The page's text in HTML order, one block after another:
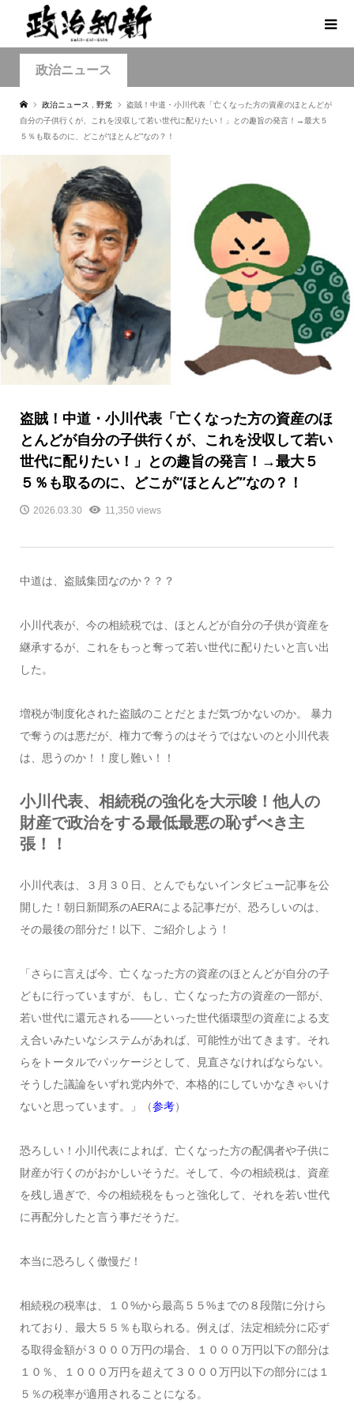
政治ニュース
政治ニュース 野党
盗賊！中道・小川代表「亡くなった方の資産のほとんどが
自分の子供行くが、これを没収して若い世代に配りたい！」との趣旨の発言！→最大５
５％も取るのに、どこが“ほとんど”なの？！
盗賊！中道・小川代表「亡くなった方の資産のほ
とんどが自分の子供行くが、これを没収して若い
世代に配りたい！」との趣旨の発言！→最大５
５％も取るのに、どこが“ほとんど”なの？！
2026.03.30 11,350 views
中道は、盗賊集団なのか？？？
小川代表が、今の相続税では、ほとんどが自分の子供が資産を
継承するが、これをもっと奪って若い世代に配りたいと言い出
した。
増税が制度化された盗賊のことだとまだ気づかないのか。 暴力
で奪うのは悪だが、権力で奪うのはそうではないのと小川代表
は、思うのか！！度し難い！！
小川代表、相続税の強化を大示唆！他人の
財産で政治をする最低最悪の恥ずべき主
張！！
小川代表は、３月３０日、とんでもないインタビュー記事を公
開した！朝日新聞系のAERAによる記事だが、恐ろしいのは、
その最後の部分だ！以下、ご紹介しよう！
「さらに言えば今、亡くなった方の資産のほとんどが自分の子
どもに行っていますが、もし、亡くなった方の資産の一部が、
若い世代に還元される――といった世代循環型の資産による支
え合いみたいなシステムがあれば、可能性が出てきます。それ
らをトータルでパッケージとして、見直さなければならない。
そうした議論をいずれ党内外で、本格的にしていかなきゃいけ
ないと思っています。」（参考）
恐ろしい！小川代表によれば、亡くなった方の配偶者や子供に
財産が行くのがおかしいそうだ。そして、今の相続税は、資産
を残し過ぎで、今の相続税をもっと強化して、それを若い世代
に再配分したと言う事だそうだ。
本当に恐ろしく傲慢だ！
相続税の税率は、１０%から最高５５%までの８段階に分けら
れており、最大５５％も取られる。例えば、法定相続分に応ず
る取得金額が３０００万円の場合、１０００万円以下の部分は
１０％、１０００万円を超えて３０００万円以下の部分には１
５％の税率が適用されることになる。